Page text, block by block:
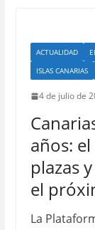
ACTUALIDAD
ISLAS CANARIAS
4 de julio de
años:
plazas
el
La